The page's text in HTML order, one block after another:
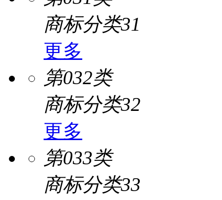
商标分类31
更多
第032类
商标分类32
更多
第033类
商标分类33